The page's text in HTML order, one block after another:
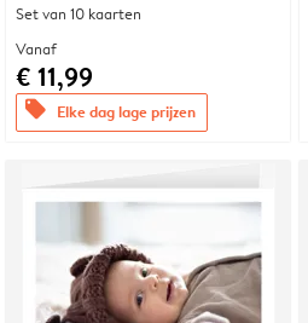
Set van 10 kaarten
Vanaf
€ 11,99
offers Elke dag lage prijzen